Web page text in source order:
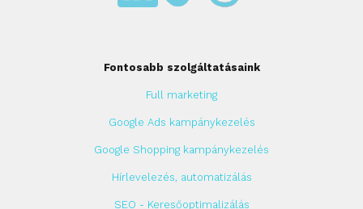
Fontosabb szolgáltatásaink
Full marketing
Google Ads kampánykezelés
Google Shopping kampánykezelés
Hírlevelezés, automatizálás
SEO - Keresőoptimalizálás